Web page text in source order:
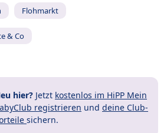
Flohmarkt
& Co
hier? Jetzt kostenlos im HiPP Mein
registrieren und deine Club-
sichern.